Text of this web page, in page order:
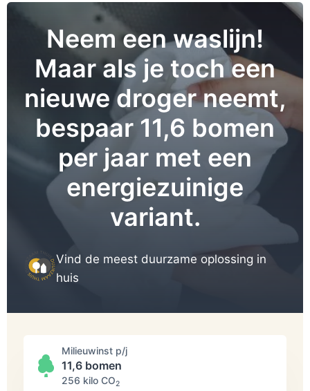
Neem een waslijn!
Maar als je toch een
nieuwe droger neemt,
bespaar 11,6 bomen
per jaar met een
energiezuinige
variant.
Vind de meest duurzame oplossing in
huis
Milieuwinst p/j
11,6 bomen
256 kilo СО2